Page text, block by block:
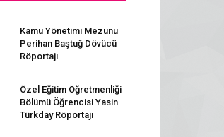
Kamu Yönetimi Mezunu
Perihan Baştuğ Dövücü
Röportajı
Özel Eğitim Öğretmenliği
Bölümü Öğrencisi Yasin
Türkday Röportajı